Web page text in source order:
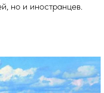
но и иностранцев.